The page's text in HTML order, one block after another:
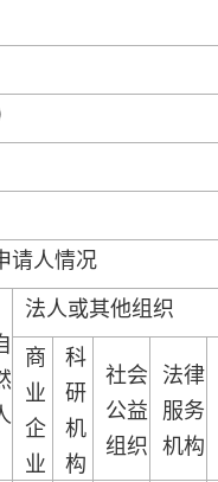
请人情况
法人或其他组织
商
业
企
业
科
研
机
构
社会
公益
组织
法律
服务
机构